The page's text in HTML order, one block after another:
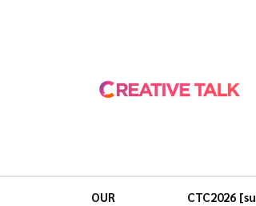
OUR
CTC2026